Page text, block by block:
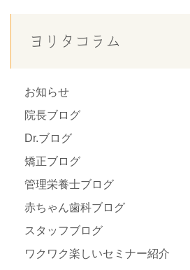
ヨリタコラム
お知らせ
院長ブログ
Dr.ブログ
矯正ブログ
管理栄養士ブログ
赤ちゃん歯科ブログ
スタッフブログ
ワクワク楽しいセミナー紹介